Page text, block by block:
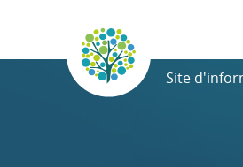
Site